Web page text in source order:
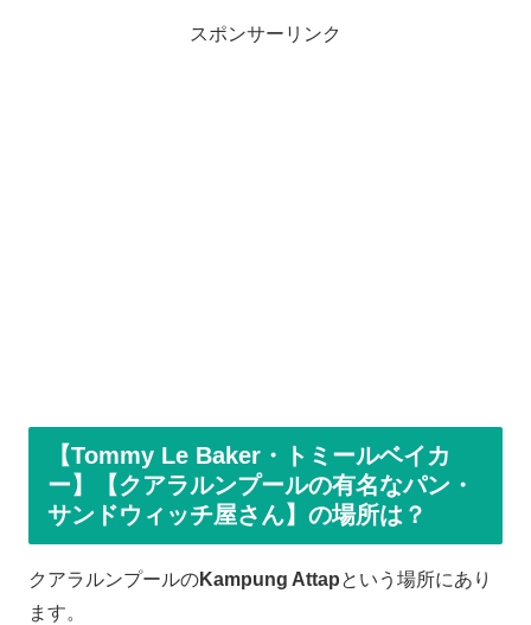
スポンサーリンク
【Tommy Le Baker・トミールベイカ
ー】【クアラルンプールの有名なパン・
サンドウィッチ屋さん】の場所は？
クアラルンプールのKampung Attapという場所にあり
ます。